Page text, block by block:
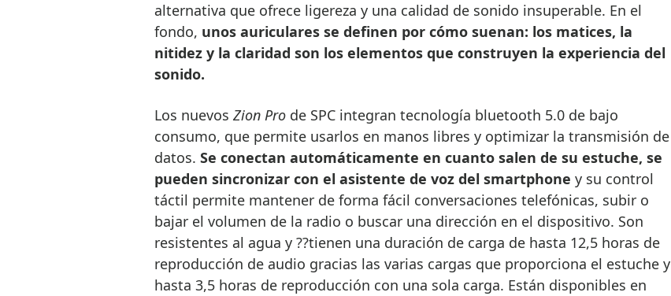
alternativa que ofrece ligereza y una calidad de sonido insuperable. En el
fondo, unos auriculares se definen por cómo suenan: los matices, la
nitidez y la claridad son los elementos que construyen la experiencia del
sonido.
Los nuevos Zion Prode SPC integran tecnología bluetooth 5.0 de bajo
consumo, que permite usarlos en manos libres y optimizar la transmisión de
datos. Se conectan automáticamente en cuanto salen de su estuche, se
pueden sincronizar con el asistente de voz del smartphone y su control
táctil permite mantener de forma fácil conversaciones telefónicas, subir o
bajar el volumen de la radio o buscar una dirección en el dispositivo. Son
resistentes al agua y ??tienen una duración de carga de hasta 12,5 horas de
reproducción de audio gracias las varias cargas que proporciona el estuche y
hasta 3,5 horas de reproducción con una sola carga. Están disponibles en